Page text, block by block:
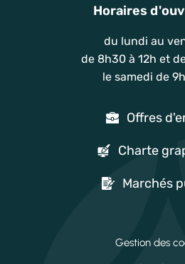
Horaires
du lundi au
de 8h30 à 12h et
le samedi de
Offres
Charte
Marchés
Gestion des